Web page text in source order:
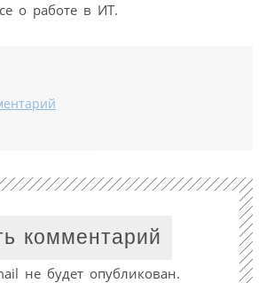
о работе в ИТ.
комментарий
не будет опубликован.